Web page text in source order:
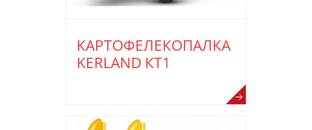
КАРТОФЕЛЕКОПАЛКА
KERLAND КТ1